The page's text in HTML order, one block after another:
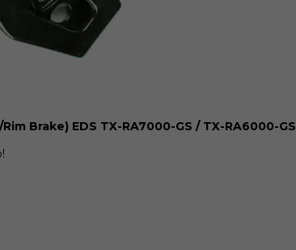
Brake) EDS TX-RA7000-GS / TX-RA6000-GS